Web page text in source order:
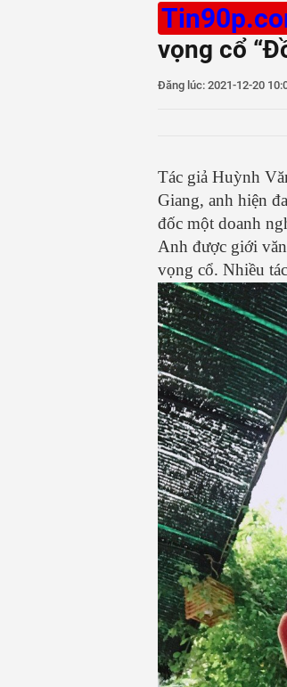
9
10
12
vọng cổ
Đăng lúc: 2021-12-20
Tác giả Huỳnh
Giang, anh hiện
đốc một doanh
Anh được giới
vọng cổ. Nhiều